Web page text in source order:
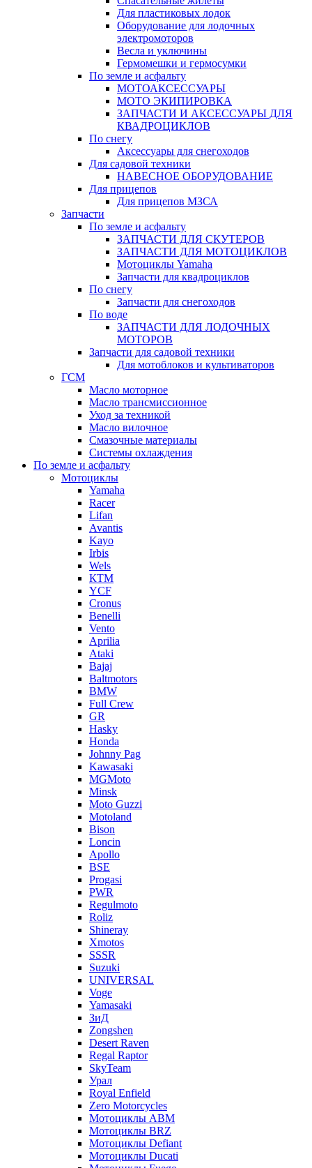
Для пластиковых лодок
Оборудование для лодочных
электромоторов
Весла и уключины
Гермомешки и гермосумки
По земле и асфальту
МОТОАКСЕССУАРЫ
МОТО ЭКИПИРОВКА
ЗАПЧАСТИ И АКСЕССУАРЫ ДЛЯ
КВАДРОЦИКЛОВ
По снегу
Аксессуары для снегоходов
Для садовой техники
НАВЕСНОЕ ОБОРУДОВАНИЕ
Для прицепов
Для прицепов МЗСА
Запчасти
По земле и асфальту
ЗАПЧАСТИ ДЛЯ СКУТЕРОВ
ЗАПЧАСТИ ДЛЯ МОТОЦИКЛОВ
Мотоциклы Yamaha
Запчасти для квадроциклов
По снегу
Запчасти для снегоходов
По воде
ЗАПЧАСТИ ДЛЯ ЛОДОЧНЫХ
МОТОРОВ
Запчасти для садовой техники
Для мотоблоков и культиваторов
ГСМ
Масло моторное
Масло трансмиссионное
Уход за техникой
Масло вилочное
Смазочные материалы
Системы охлаждения
По земле и асфальту
Мотоциклы
Yamaha
Racer
Lifan
Avantis
Kayo
Irbis
Wels
КТМ
YCF
Cronus
Benelli
Vento
Aprilia
Ataki
Bajaj
Baltmotors
BMW
Full Crew
GR
Hasky
Honda
Johnny Pag
Kawasaki
MGMoto
Minsk
Moto Guzzi
Motoland
Bison
Loncin
Apollo
BSE
Progasi
PWR
Regulmoto
Roliz
Shineray
Xmotos
SSSR
Suzuki
UNIVERSAL
Voge
Yamasaki
ЗиД
Zongshen
Desert Raven
Regal Raptor
SkyTeam
Урал
Royal Enfield
Zero Motorcycles
Мотоциклы ABM
Мотоциклы BRZ
Мотоциклы Defiant
Мотоциклы Ducati